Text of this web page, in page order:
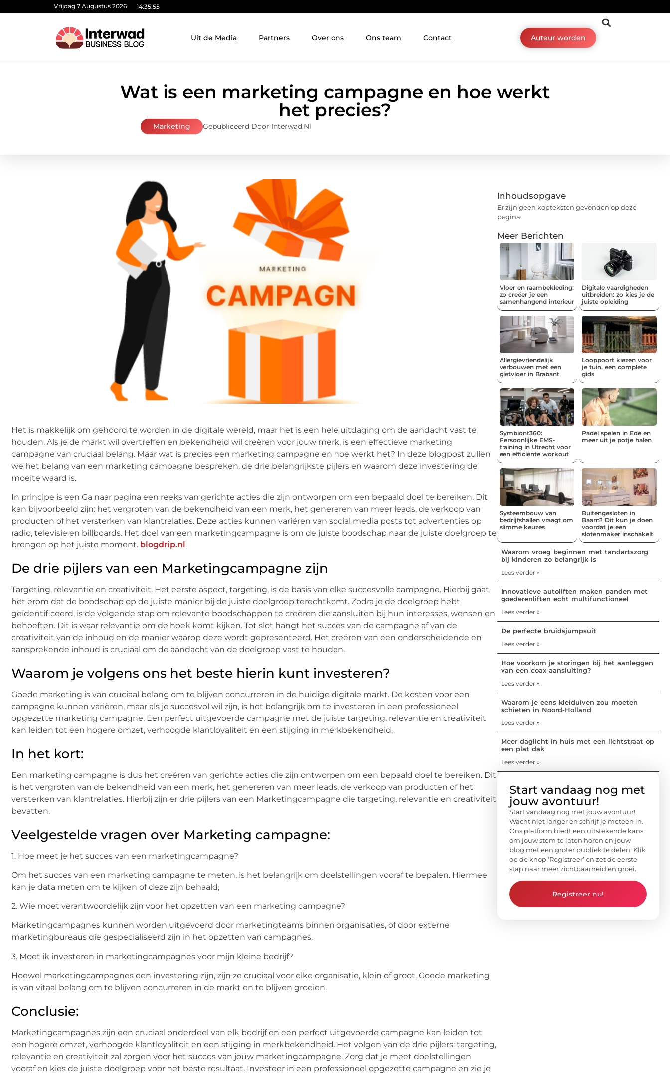
Vrijdag 7 Augustus 2026 14:35:56
Uit de Media Partners Over ons Ons team Contact Auteur worden
Wat is een marketing campagne en hoe werkt
het precies?
Marketing Gepubliceerd Door Interwad.nl
Het is makkelijk om gehoord te worden in de digitale wereld, maar het is een hele uitdaging om de aandacht vast te
houden. Als je de markt wil overtreffen en bekendheid wil creëren voor jouw merk, is een effectieve marketing
campagne van cruciaal belang. Maar wat is precies een marketing campagne en hoe werkt het? In deze blogpost zullen
we het belang van een marketing campagne bespreken, de drie belangrijkste pijlers en waarom deze investering de
moeite waard is.
In principe is een Ga naar pagina een reeks van gerichte acties die zijn ontworpen om een bepaald doel te bereiken. Dit
kan bijvoorbeeld zijn: het vergroten van de bekendheid van een merk, het genereren van meer leads, de verkoop van
producten of het versterken van klantrelaties. Deze acties kunnen variëren van social media posts tot advertenties op
radio, televisie en billboards. Het doel van een marketingcampagne is om de juiste boodschap naar de juiste doelgroep te
brengen op het juiste moment. blogdrip.nl.
De drie pijlers van een Marketingcampagne zijn
Targeting, relevantie en creativiteit. Het eerste aspect, targeting, is de basis van elke succesvolle campagne. Hierbij gaat
het erom dat de boodschap op de juiste manier bij de juiste doelgroep terechtkomt. Zodra je de doelgroep hebt
geïdentificeerd, is de volgende stap om relevante boodschappen te creëren die aansluiten bij hun interesses, wensen en
behoeften. Dit is waar relevantie om de hoek komt kijken. Tot slot hangt het succes van de campagne af van de
creativiteit van de inhoud en de manier waarop deze wordt gepresenteerd. Het creëren van een onderscheidende en
aansprekende inhoud is cruciaal om de aandacht van de doelgroep vast te houden.
Waarom je volgens ons het beste hierin kunt investeren?
Goede marketing is van cruciaal belang om te blijven concurreren in de huidige digitale markt. De kosten voor een
campagne kunnen variëren, maar als je succesvol wil zijn, is het belangrijk om te investeren in een professioneel
opgezette marketing campagne. Een perfect uitgevoerde campagne met de juiste targeting, relevantie en creativiteit
kan leiden tot een hogere omzet, verhoogde klantloyaliteit en een stijging in merkbekendheid.
In het kort:
Een marketing campagne is dus het creëren van gerichte acties die zijn ontworpen om een bepaald doel te bereiken. Dit
is het vergroten van de bekendheid van een merk, het genereren van meer leads, de verkoop van producten of het
versterken van klantrelaties. Hierbij zijn er drie pijlers van een Marketingcampagne die targeting, relevantie en creativiteit
bevatten.
Veelgestelde vragen over Marketing campagne:
1. Hoe meet je het succes van een marketingcampagne?
Om het succes van een marketing campagne te meten, is het belangrijk om doelstellingen vooraf te bepalen. Hiermee
kan je data meten om te kijken of deze zijn behaald,
2. Wie moet verantwoordelijk zijn voor het opzetten van een marketing campagne?
Marketingcampagnes kunnen worden uitgevoerd door marketingteams binnen organisaties, of door externe
marketingbureaus die gespecialiseerd zijn in het opzetten van campagnes.
3. Moet ik investeren in marketingcampagnes voor mijn kleine bedrijf?
Hoewel marketingcampagnes een investering zijn, zijn ze cruciaal voor elke organisatie, klein of groot. Goede marketing
is van vitaal belang om te blijven concurreren in de markt en te blijven groeien.
Conclusie:
Marketingcampagnes zijn een cruciaal onderdeel van elk bedrijf en een perfect uitgevoerde campagne kan leiden tot
een hogere omzet, verhoogde klantloyaliteit en een stijging in merkbekendheid. Het volgen van de drie pijlers: targeting,
relevantie en creativiteit zal zorgen voor het succes van jouw marketingcampagne. Zorg dat je meet doelstellingen
vooraf en kies de juiste doelgroep voor het beste resultaat. Investeer in een professioneel opgezette campagne en zie je
Inhoudsopgave
Er zijn geen kopteksten gevonden op deze
pagina.
Meer Berichten
Vloer en raambekleding:
zo creëer je een
samenhangend interieur
Digitale vaardigheden
uitbreiden: zo kies je de
juiste opleiding
Allergievriendelijk
verbouwen met een
gietvloer in Brabant
Looppoort kiezen voor
je tuin, een complete
gids
Symbiont360:
Persoonlijke EMS-
training in Utrecht voor
een efficiënte workout
Padel spelen in Ede en
meer uit je potje halen
Systeembouw van
bedrijfshallen vraagt om
slimme keuzes
Buitengesloten in
Baarn? Dit kun je doen
voordat je een
slotenmaker inschakelt
Waarom vroeg beginnen met tandartszorg
bij kinderen zo belangrijk is
Lees verder »
Innovatieve autoliften maken panden met
goederenliften echt multifunctioneel
Lees verder »
De perfecte bruidsjumpsuit
Lees verder »
Hoe voorkom je storingen bij het aanleggen
van een coax aansluiting?
Lees verder »
Waarom je eens kleiduiven zou moeten
schieten in Noord-Holland
Lees verder »
Meer daglicht in huis met een lichtstraat op
een plat dak
Lees verder »
Start vandaag nog met
jouw avontuur!
Start vandaag nog met jouw avontuur!
Wacht niet langer en schrijf je meteen in.
Ons platform biedt een uitstekende kans
om jouw stem te laten horen en jouw
blog met een groter publiek te delen. Klik
op de knop ‘Registreer’ en zet de eerste
stap naar meer zichtbaarheid en groei.
Registreer nu!